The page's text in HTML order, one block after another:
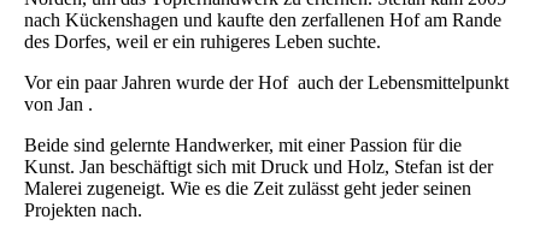
nach Kückenshagen und kaufte den zerfallenen Hof am Rande
des Dorfes, weil er ein ruhigeres Leben suchte.
Vor ein paar Jahren wurde der Hof auch der Lebensmittelpunkt
von Jan .
Beide sind gelernte Handwerker, mit einer Passion für die
Kunst. Jan beschäftigt sich mit Druck und Holz, Stefan ist der
Malerei zugeneigt. Wie es die Zeit zulässt geht jeder seinen
Projekten nach.